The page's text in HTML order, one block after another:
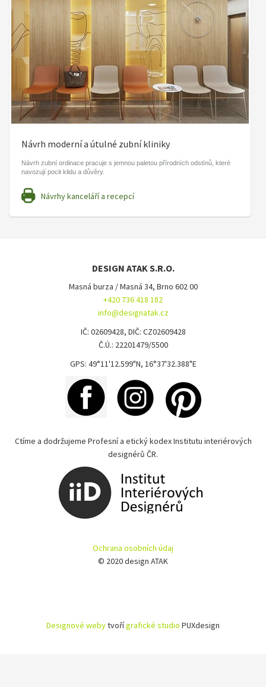
Návrh moderní a útulné zubní kliniky
Návrh zubní ordinace pracuje s jemnou paletou přírodních odstínů, které
navozují pocit klidu a důvěry.
Návrhy kanceláří a recepcí
DESIGN ATAK S.R.O.
Masná burza / Masná 34, Brno 602 00
+420 736 418 182
info@designatak.cz
IČ: 02609428, DIČ: CZ02609428
Č.Ú.: 22201479/5500
GPS: 49°11'12.599"N, 16°37'32.388"E
Ctíme a dodržujeme Profesní a etický kodex Institutu interiérových
designérů ČR.
Ochrana osobních údaj
© 2020 design ATAK
Designové webytvořígrafické studio PUXdesign